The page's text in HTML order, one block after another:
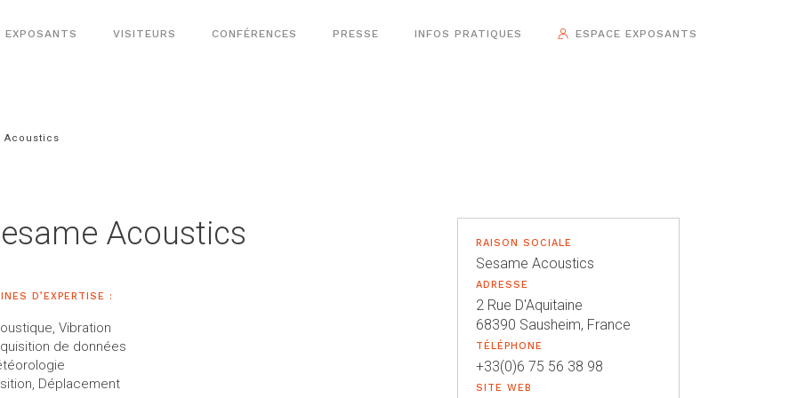
EXPOSANTS VISITEURS CONFÉRENCES PRESSE INFOS PRATIQUES ESPACE EXPOSANTS
Acoustics
Acoustics
D’EXPERTISE :
Vibration
de données
Déplacement
RAISON SOCIALE
Sesame Acoustics
ADRESSE
2 Rue D'Aquitaine
68390 Sausheim, France
TÉLÉPHONE
+33(0)6 75 56 38 98
SITE WEB